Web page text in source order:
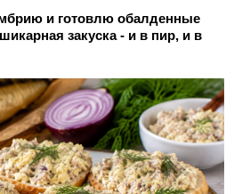
и готовлю обалденные
закуска - и в пир, и в